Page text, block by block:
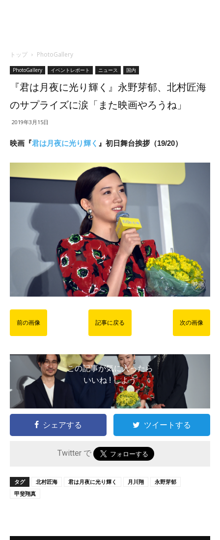
トップ PhotoGallery
PhotoGallery イベントレポート ニュース 国内
『君は月夜に光り輝く』永野芽郁、北村匠海
のサプライズに涙「また映画やろうね」
2019年3月15日
映画『君は月夜に光り輝く 』初日舞台挨拶（19/20）
前の画像 記事に戻る 次の画像
この記事が気に入ったら
いいね ! しよう
シェアする ツイートする
Twitter で
タグ 北村匠海 君は月夜に光り輝く 月川翔
永野芽郁
甲斐翔真